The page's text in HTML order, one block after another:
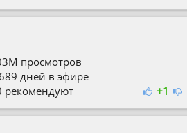
просмотров
дней в эфире
рекомендуют +1